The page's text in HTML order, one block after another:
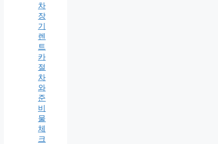
차
장
기
렌
트
카
절
차
와
준
비
물
체
크